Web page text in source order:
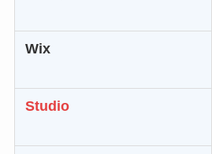
Wix
Studio